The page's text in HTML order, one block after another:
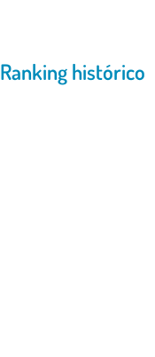
Ranking histórico